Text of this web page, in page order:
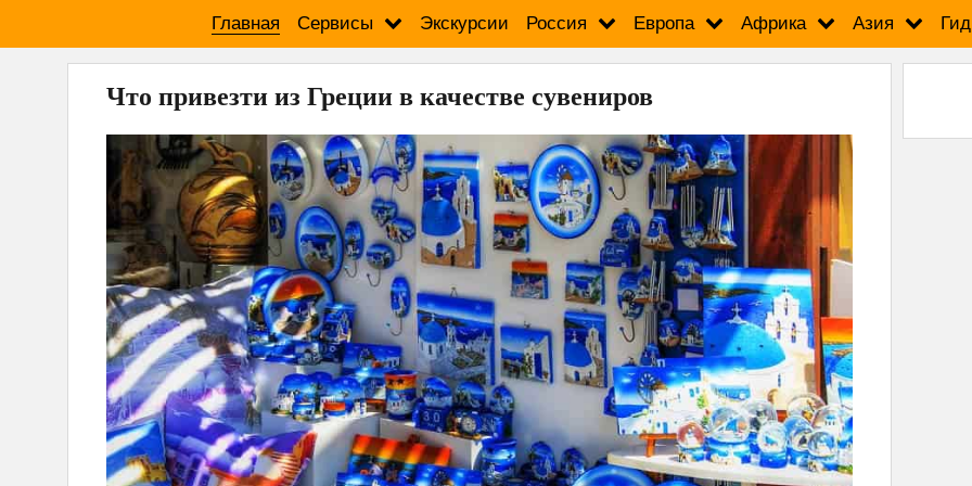
Главная Сервисы Экскурсии Россия Европа Африка Азия
Что привезти из Греции в качестве сувениров